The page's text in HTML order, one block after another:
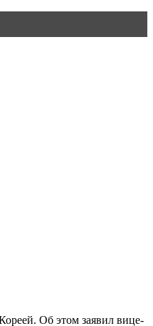
Об этом заявил вице-